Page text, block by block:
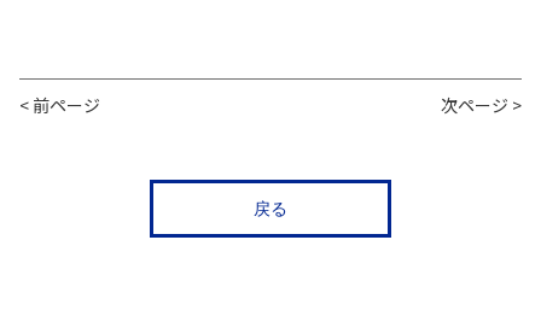
< 前ページ 次ページ >
戻る